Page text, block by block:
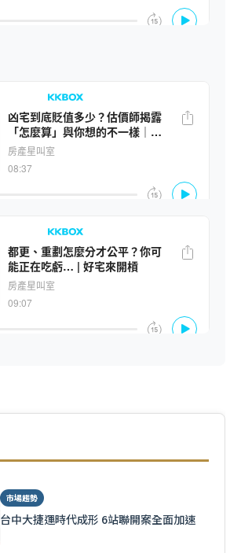
市場趨勢
台中大捷運時代成形 6站聯開案全面加速